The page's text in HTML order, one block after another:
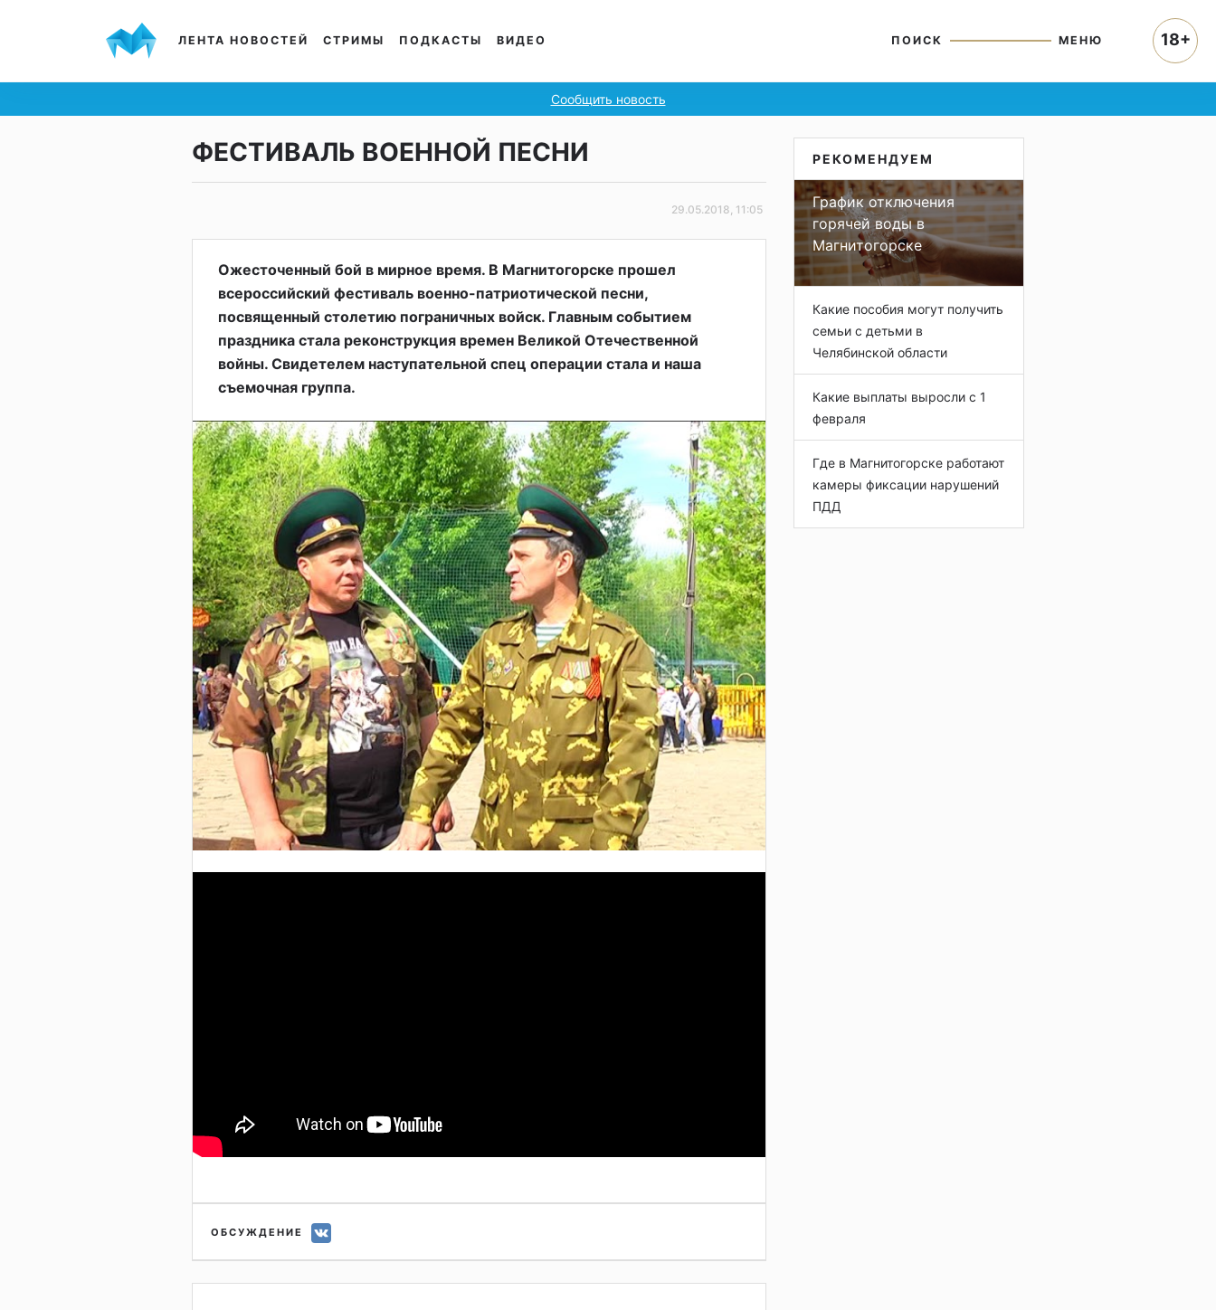
ЛЕНТА НОВОСТЕЙ СТРИМЫ ПОДКАСТЫ ВИДЕО ПОИСК МЕНЮ
Сообщить новость
ФЕСТИВАЛЬ ВОЕННОЙ ПЕСНИ
29.05.2018, 11:05
Ожесточенный бой в мирное время. В Магнитогорске прошел
всероссийский фестиваль военно-патриотической песни,
посвященный столетию пограничных войск. Главным событием
праздника стала реконструкция времен Великой Отечественной
войны. Свидетелем наступательной спец операции стала и наша
съемочная группа.
ОБСУЖДЕНИЕ
РЕКОМЕНДУЕМ
График отключения
горячей воды в
Магнитогорске
Какие пособия могут получить
семьи с детьми в
Челябинской области
Какие выплаты выросли с 1
февраля
Где в Магнитогорске работают
камеры фиксации нарушений
ПДД
18+